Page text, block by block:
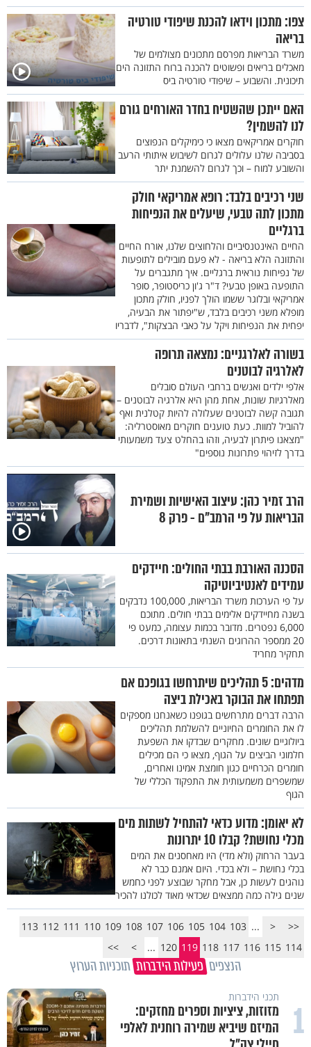
צפו: מתכון וידאו להכנת שיפודי טורטיה
בריאה
משרד הבריאות מפרסם מתכונים מצולמים של
מאכלים בריאים ופשוטים להכנה ברוח התזונה הים
תיכונית. והשבוע – שיפודי טורטיה ביס
האם ייתכן שהשטיח בחדר האורחים גורם
לנו להשמין?
חוקרים אמריקאים מצאו כי כימיקלים הנפוצים
בסביבה שלנו עלולים לגרום לשיבוש איתותי הרעב
והשובע למוח – וכך לגרום להשמנת יתר
שני רכיבים בלבד: רופא אמריקאי חולק
מתכון לתה טבעי, שיעלים את הנפיחות
ברגליים
החיים האינטנסיביים והלחוצים שלנו, אורח החיים
והתזונה הלא בריאה - לא פעם מובילים לתופעות
של נפיחות נוראית ברגליים. איך מתגברים על
התופעה באופן טבעי? ד"ר ג'ון כריסטופר, סופר
אמריקאי ובלוגר ששמו הולך לפניו, חולק מתכון
מופלא משני רכיבים בלבד, ש"יפתור את הבעיה,
יפחית את הנפיחות ויקל על כאבי הבצקות", לדבריו
בשורה לאלרגניים: נמצאה תרופה
לאלרגיה לבוטנים
אלפי ילדים ואנשים ברחבי העולם סובלים
מאלרגיות שונות, אחת מהן היא אלרגיה לבוטנים –
תגובה קשה לבוטנים שעלולה להיות קטלנית ואף
להוביל למוות. כעת טוענים חוקרים מאוסטרליה:
"מצאנו פיתרון לבעיה, וזהו בהחלט צעד משמעותי
בדרך לזיהוי פתרונות נוספים"
הרב זמיר כהן: עיצוב האישיות ושמירת
הבריאות על פי הרמב"ם - פרק 8
הסכנה האורבת בבתי החולים: חיידקים
עמידים לאנטיביוטיקה
על פי הערכות משרד הבריאות, 100,000 נדבקים
בשנה מחיידקים אלימים בבתי חולים. מתוכם
6,000 נפטרים. מדובר בכמות עצומה, כמעט פי
20 ממספר ההרוגים השנתי בתאונות דרכים.
תחקיר מחריד
מדהים: 5 תהליכים שיתרחשו בגופכם אם
תפתחו את הבוקר באכילת ביצה
הרבה דברים מתרחשים בגופנו כשאנחנו מספקים
לו את החומרים החיוניים להשלמת תהליכים
ביולוגיים שונים. מחקרים שבדקו את השפעת
חלמוני הביצים על הגוף, מצאו כי הם מכילים
חומרים הכרחיים כגון חומצת אמינו ואחרים,
שמשפרים משמעותית את התפקוד הכללי של
הגוף
לא יאומן: מדוע כדאי להתחיל לשתות מים
מכלי נחושת? קבלו 10 יתרונות
בעבר הרחוק (ולא מדי) היו מאחסנים את המים
בכלי נחושת – ולא בכדי. היום אמנם כבר לא
נוהגים לעשות כן, אבל מחקר שבוצע לפני כחמש
שנים גילה כמה ממצאים שכדאי מאוד לכולנו להכיר
<<
<
...
103
104
105
106
107
108
109
110
111
112
113
114
115
116
117
118
119
120
...
>
>>
הנצפים פעילות הידברות תוכניות הערוץ
1 תכני הידברות
מזוזות, ציציות וספרים מחזקים:
המיזם שיביא שמירה רוחנית לאלפי